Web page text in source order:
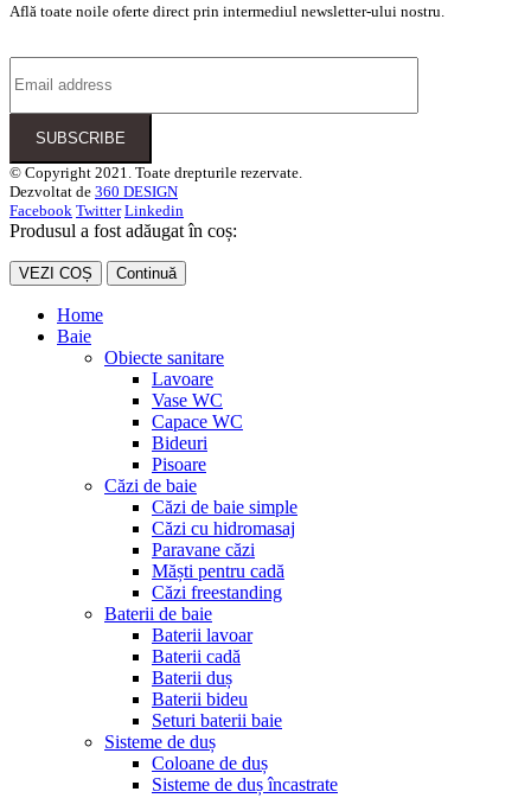
Află toate noile oferte direct prin intermediul newsletter-ului nostru.
© Copyright 2021. Toate drepturile rezervate.
Dezvoltat de 360 DESIGN
Facebook Twitter Linkedin
Produsul a fost adăugat în coș:
VEZI COȘ Continuă
Home
Baie
Obiecte sanitare
Lavoare
Vase WC
Capace WC
Bideuri
Pisoare
Căzi de baie
Căzi de baie simple
Căzi cu hidromasaj
Paravane căzi
Măști pentru cadă
Căzi freestanding
Baterii de baie
Baterii lavoar
Baterii cadă
Baterii duș
Baterii bideu
Seturi baterii baie
Sisteme de duș
Coloane de duș
Sisteme de duș încastrate